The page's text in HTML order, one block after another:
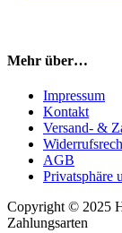
Mehr über…
Impressum
Kontakt
Versand- &
AGB
Privatsphäre
Copyright © 2025
Zahlungsarten